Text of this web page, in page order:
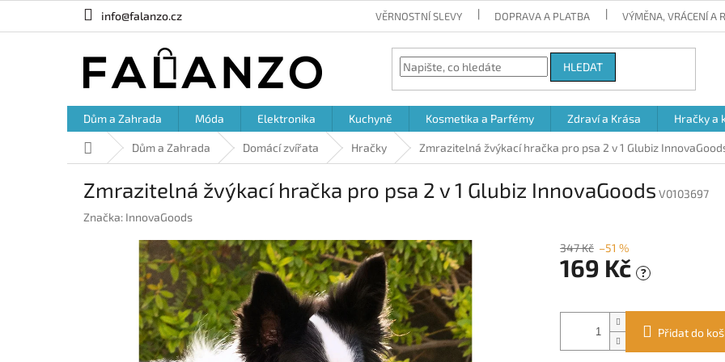
info@falanzo.cz VĚRNOSTNÍ SLEVY DOPRAVA A PLATBA VÝMĚNA, VRÁCENÍ A
HLEDAT
Dům a Zahrada Móda Elektronika Kuchyně Kosmetika a Parfémy Zdraví a Krása Hračky a
Domů Dům a Zahrada Domácí zvířata Hračky Zmrazitelná žvýkací hračka pro psa 2 v 1 Glubiz
Zmrazitelná žvýkací hračka pro psa 2 v 1 Glubiz InnovaGoods V0103697
Značka: InnovaGoods
347 Kč –51 %
169 Kč ?
cena:
Přidat do